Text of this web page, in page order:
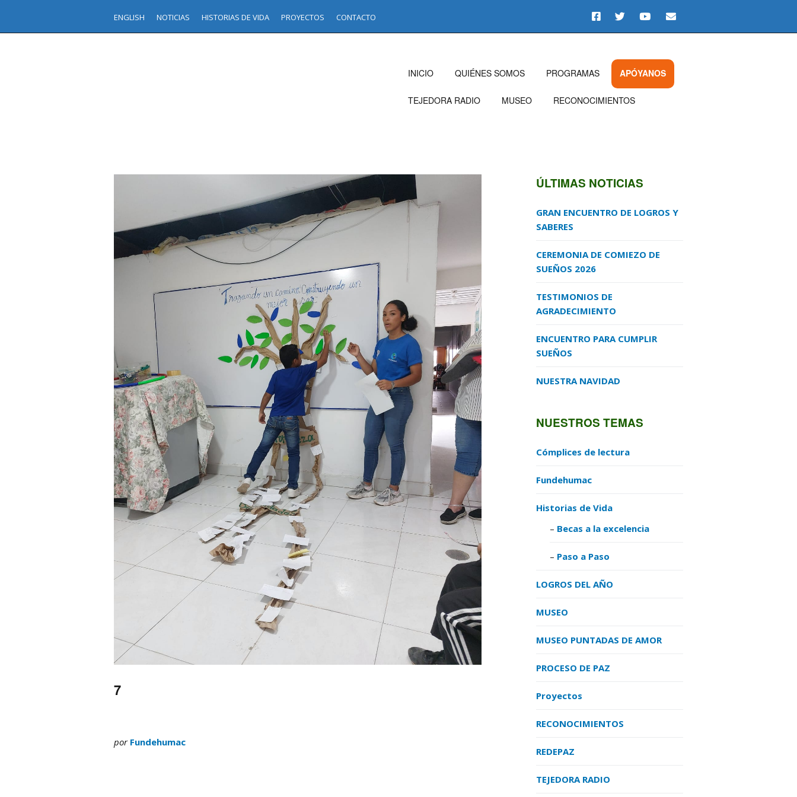
ENGLISH NOTICIAS HISTORIAS DE VIDA PROYECTOS CONTACTO
INICIO QUIÉNES SOMOS PROGRAMAS APÓYANOS
TEJEDORA RADIO MUSEO RECONOCIMIENTOS
7
por Fundehumac
ÚLTIMAS NOTICIAS
GRAN ENCUENTRO DE LOGROS Y
SABERES
CEREMONIA DE COMIEZO DE
SUEÑOS 2026
TESTIMONIOS DE
AGRADECIMIENTO
ENCUENTRO PARA CUMPLIR
SUEÑOS
NUESTRA NAVIDAD
NUESTROS TEMAS
Cómplices de lectura
Fundehumac
Historias de Vida
Becas a la excelencia
Paso a Paso
LOGROS DEL AÑO
MUSEO
MUSEO PUNTADAS DE AMOR
PROCESO DE PAZ
Proyectos
RECONOCIMIENTOS
REDEPAZ
TEJEDORA RADIO